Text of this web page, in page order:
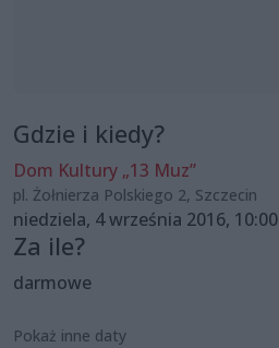
Gdzie i kiedy?
Dom Kultury „13 Muz”
pl. Żołnierza Polskiego 2, Szczecin
niedziela, 4 września 2016, 10:00
Za ile?
darmowe
Pokaż inne daty